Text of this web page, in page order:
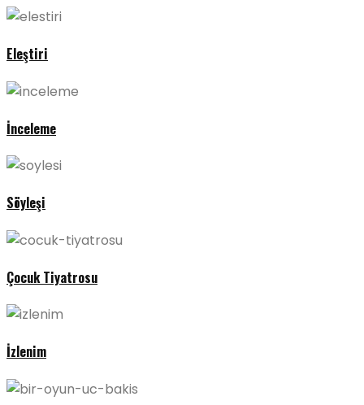
Eleştiri
İnceleme
Söyleşi
Çocuk Tiyatrosu
İzlenim